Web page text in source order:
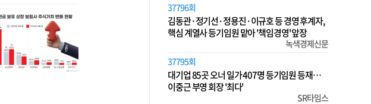
37796회
김동관·정기선·정용진·이규호 등 경영 후계자,
핵심 계열사 등기임원 맡아 '책임경영' 앞장
녹색경제신문
37795회
대기업 85곳 오너 일가 407명 등기임원 등재…
이중근 부영 회장 '최다'
SR타임스